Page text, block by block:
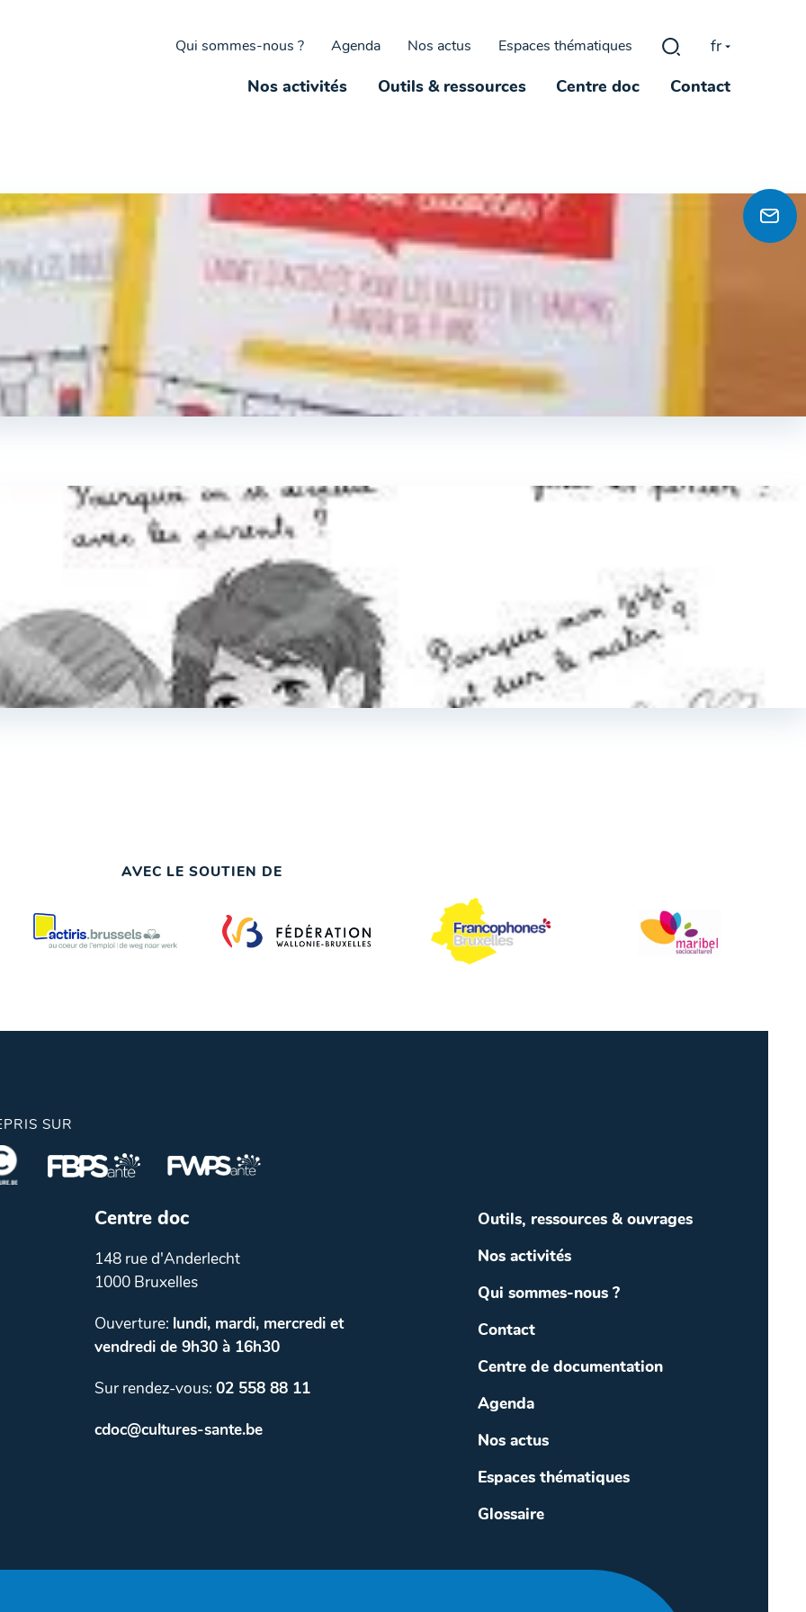
Qui sommes-nous ? Agenda Nos actus Espaces thématiques Rechercher :
fr
Nos activités Outils & ressources Centre doc Contact
AVEC LE SOUTIEN DE
SUR
Centre doc
148 rue d'Anderlecht
1000 Bruxelles
Ouverture: lundi, mardi, mercredi et
vendredi de 9h30 à 16h30
Sur rendez-vous: 02 558 88 11
cdoc@cultures-sante.be
Outils, ressources & ouvrages
Nos activités
Qui sommes-nous ?
Contact
Centre de documentation
Agenda
Nos actus
Espaces thématiques
Glossaire